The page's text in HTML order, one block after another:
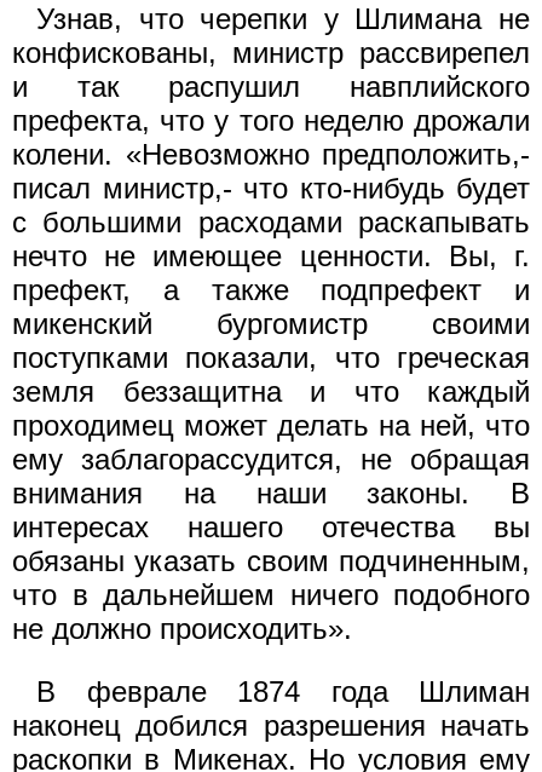
Узнав, что черепки у Шлимана не
конфискованы, министр рассвирепел
и так распушил навплийского
префекта, что у того неделю дрожали
колени. «Невозможно предположить,-
писал министр,- что кто-нибудь будет
с большими расходами раскапывать
нечто не имеющее ценности. Вы, г.
префект, а также подпрефект и
микенский бургомистр своими
поступками показали, что греческая
земля беззащитна и что каждый
проходимец может делать на ней, что
ему заблагорассудится, не обращая
внимания на наши законы. В
интересах нашего отечества вы
обязаны указать своим подчиненным,
что в дальнейшем ничего подобного
не должно происходить».
В феврале 1874 года Шлиман
наконец добился разрешения начать
раскопки в Микенах. Но условия ему